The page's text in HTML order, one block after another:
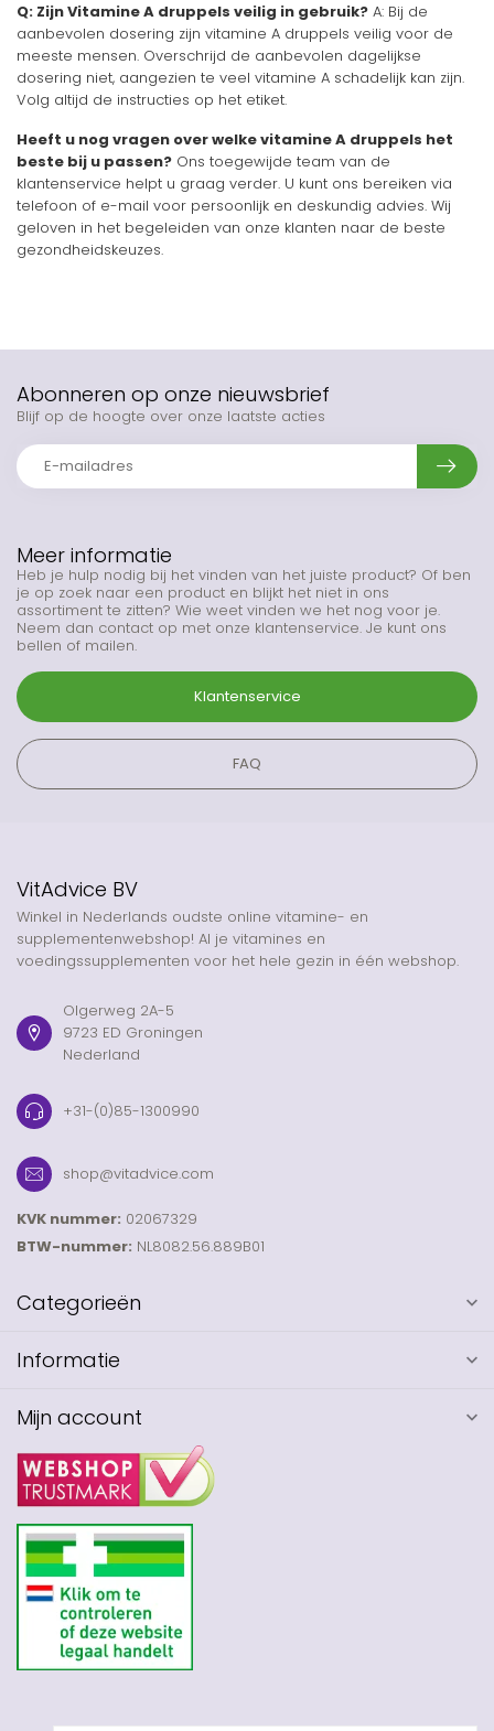
Q: Zijn Vitamine A druppels veilig in gebruik? A: Bij de
aanbevolen dosering zijn vitamine A druppels veilig voor de
meeste mensen. Overschrijd de aanbevolen dagelijkse
dosering niet, aangezien te veel vitamine A schadelijk kan zijn.
Volg altijd de instructies op het etiket.
Heeft u nog vragen over welke vitamine A druppels het
beste bij u passen? Ons toegewijde team van de
klantenservice helpt u graag verder. U kunt ons bereiken via
telefoon of e-mail voor persoonlijk en deskundig advies. Wij
geloven in het begeleiden van onze klanten naar de beste
gezondheidskeuzes.
Meer informatie
Heb je hulp nodig bij het vinden van het juiste product? Of ben
je op zoek naar een product en blijkt het niet in ons
assortiment te zitten? Wie weet vinden we het nog voor je.
Neem dan contact op met onze klantenservice. Je kunt ons
bellen of mailen.
Klantenservice
FAQ
Abonneren op onze nieuwsbrief
Blijf op de hoogte over onze laatste acties
VitAdvice BV
Winkel in Nederlands oudste online vitamine- en
supplementenwebshop! Al je vitamines en
voedingssupplementen voor het hele gezin in één webshop.
Olgerweg 2A-5
9723 ED Groningen
Nederland
+31-(0)85-1300990
shop@vitadvice.com
KVK nummer: 02067329
BTW-nummer: NL8082.56.889B01
Categorieën
Informatie
Mijn account